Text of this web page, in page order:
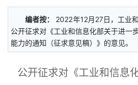
编者按：
2022年12月27日，工业
公开征求对《工业和信息化部关于进一
能力的通知（征求意见稿）》的意见。
公开征求对《工业和信息